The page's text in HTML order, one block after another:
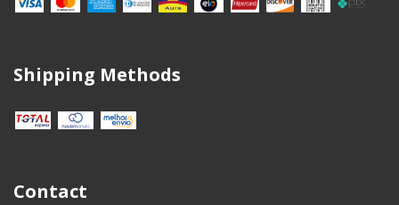
Shipping Methods
Contact